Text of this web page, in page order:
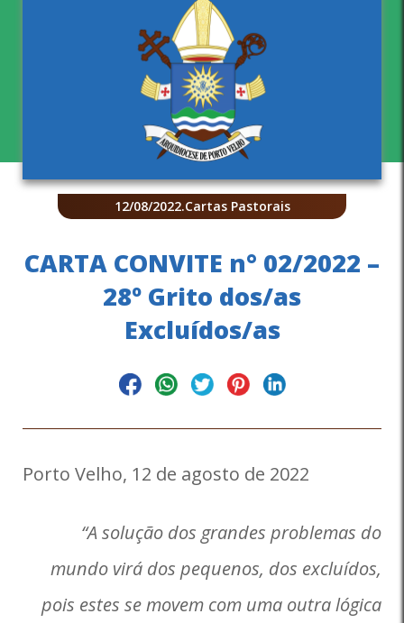
12/08/2022.Cartas Pastorais
CARTA CONVITE n° 02/2022 –
28º Grito dos/as
Excluídos/as
Porto Velho, 12 de agosto de 2022
“A solução dos grandes problemas do
mundo virá dos pequenos, dos excluídos,
pois estes se movem com uma outra lógica